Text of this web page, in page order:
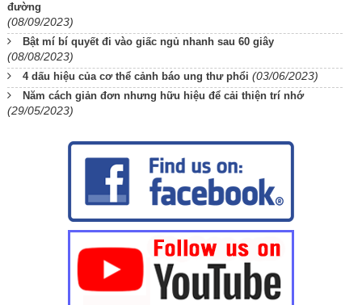
đường
(08/09/2023)
Bật mí bí quyết đi vào giấc ngủ nhanh sau 60 giây
(08/08/2023)
4 dấu hiệu của cơ thể cảnh báo ung thư phổi (03/06/2023)
Năm cách giản đơn nhưng hữu hiệu để cải thiện trí nhớ
(29/05/2023)